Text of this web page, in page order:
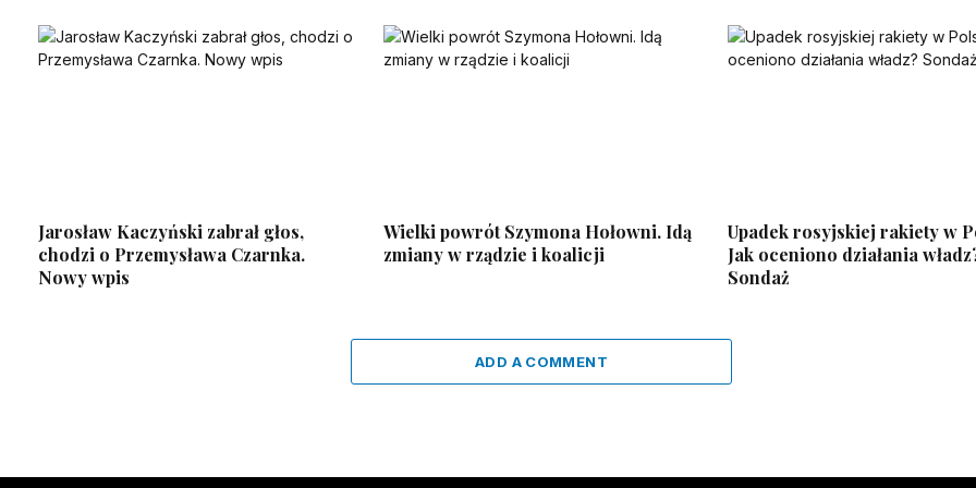
Jarosław Kaczyński zabrał głos,
chodzi o Przemysława Czarnka.
Nowy wpis
Wielki powrót Szymona Hołowni. Idą
zmiany w rządzie i koalicji
Upadek rosyjskiej rakiety w
Jak oceniono działania
Sondaż
ADD A COMMENT